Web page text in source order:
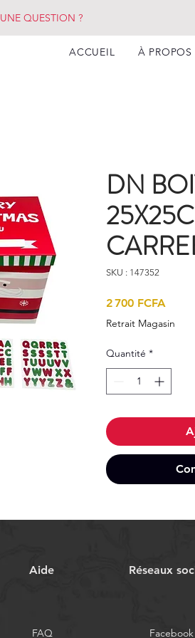
UNE QUESTION ?
ACCUEIL À PROPOS
DN
SKU : 147352
2 700 FCFA
Retrait Magasin
Quantité *
Aide Réseaux
FAQ Facebook